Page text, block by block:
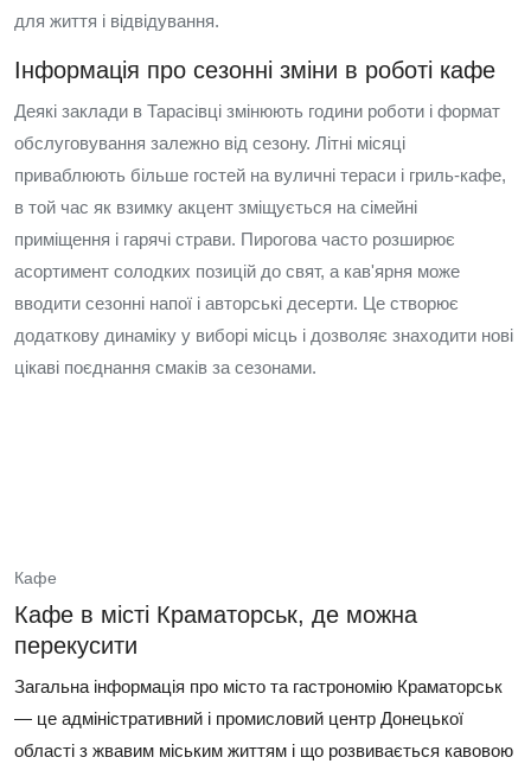
для життя і відвідування.
Інформація про сезонні зміни в роботі кафе
Деякі заклади в Тарасівці змінюють години роботи і формат
обслуговування залежно від сезону. Літні місяці
приваблюють більше гостей на вуличні тераси і гриль-кафе,
в той час як взимку акцент зміщується на сімейні
приміщення і гарячі страви. Пирогова часто розширює
асортимент солодких позицій до свят, а кав'ярня може
вводити сезонні напої і авторські десерти. Це створює
додаткову динаміку у виборі місць і дозволяє знаходити нові
цікаві поєднання смаків за сезонами.
Кафе
Кафе в місті Краматорськ, де можна
перекусити
Загальна інформація про місто та гастрономію Краматорськ
— це адміністративний і промисловий центр Донецької
області з жвавим міським життям і що розвивається кавовою